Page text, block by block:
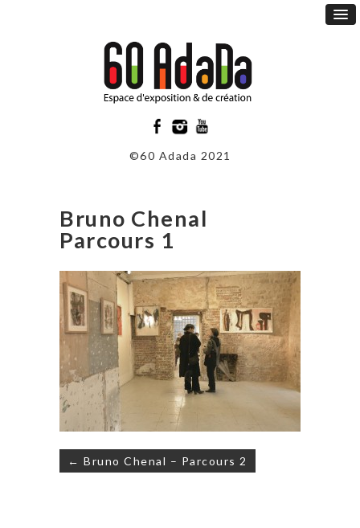
©60 Adada 2021
Bruno Chenal
Parcours 1
Navigation
de
← Bruno Chenal – Parcours 2